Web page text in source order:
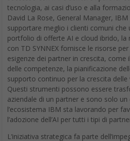
tecnologia, ai casi d’uso e alla
David La Rose, General Manager, IBM
supportare meglio i clienti comuni che
portfolio di offerte AI e cloud ibrido, la
con TD SYNNEX fornisce le risorse
esigenze dei partner in crescita,
delle competenze, la pianificazione
supporto continuo per la crescita delle
Questi strumenti possono essere
aziendale di un partner e sono solo
l’ecosistema IBM sta lavorando per
l’adozione dell’AI per tutti i tipi di
L’iniziativa strategica fa parte